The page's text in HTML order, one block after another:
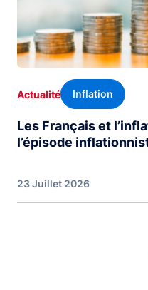
Actualité Inflation
Les Français et
l’épisode
23 Juillet 2026